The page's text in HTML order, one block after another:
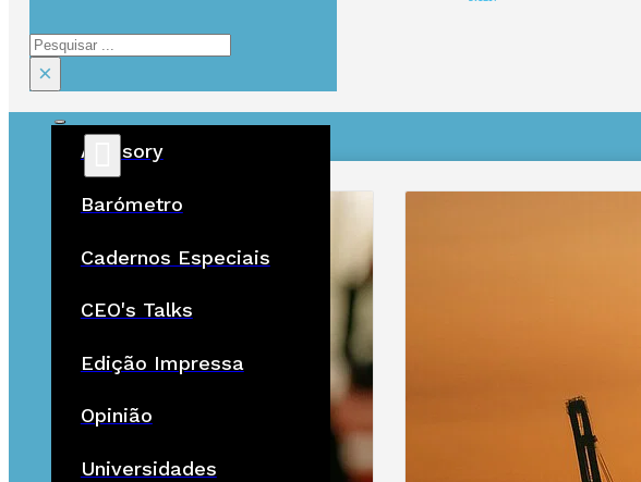
Pesquisar
×
Advisory
Barómetro
Cadernos Especiais
CEO's Talks
Edição Impressa
Opinião
Universidades
ÚLTIMAS